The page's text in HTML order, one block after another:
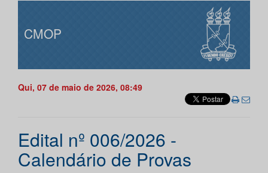
CMOP
Qui, 07 de maio de 2026, 08:49
Edital nº 006/2026 -
Calendário de Provas